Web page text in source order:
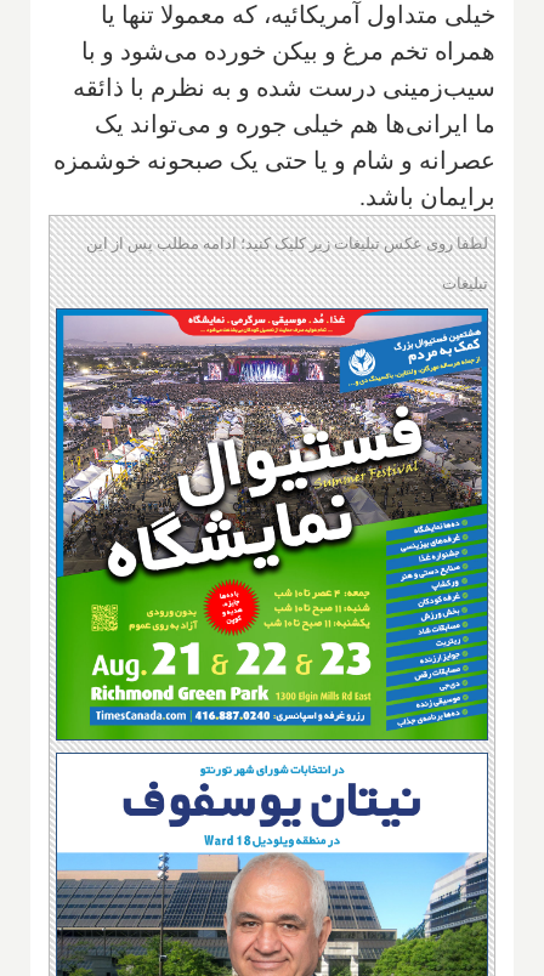
خیلی متداول آمریکائیه، که معمولا تنها یا
همراه تخم مرغ و بیکن خورده می‌شود و با
سیب‌زمینی درست شده و به نظرم با ذائقه
ما ایرانی‌ها هم خیلی جوره و می‌تواند یک
عصرانه و شام و یا حتی یک صبحونه خوشمزه
برایمان باشد.
لطفا روی عکس تبلیغات زیر کلیک کنید؛ ادامه مطلب پس از این
تبلیغات